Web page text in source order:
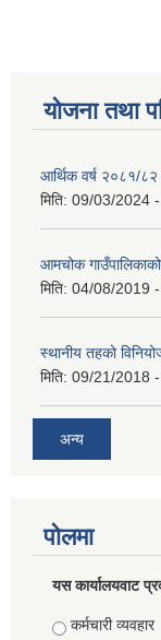
योजना तथा
आर्थिक वर्ष २०८१/८२
मिति: 09/03/2024
आमचोक
मिति: 04/08/2019
स्थानीय तहको
मिति: 09/21/2018
अन्य
पोलमा
यस कार्यालयवाट
Choices
कर्मचारी व्यवहार